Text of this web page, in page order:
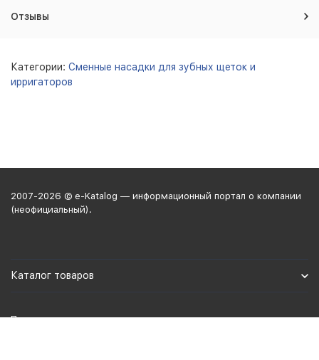
Отзывы
Категории: Сменные насадки для зубных щеток и
ирригаторов
2007-2026 © e-Katalog — информационный портал о компании
(неофициальный).
Каталог товаров
Политика персональных данных